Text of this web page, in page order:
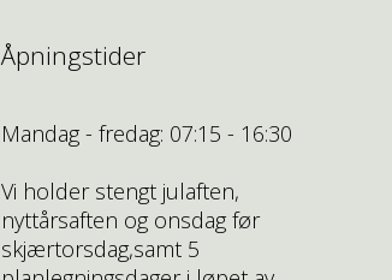
Åpningstider
Mandag - fredag: 07:15 - 16:30
Vi holder stengt julaften,
nyttårsaften og onsdag før
skjærtorsdag,samt 5